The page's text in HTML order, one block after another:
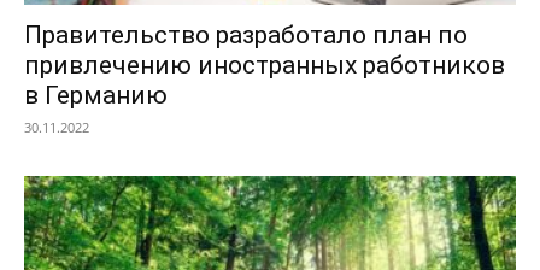
Правительство разработало план по
привлечению иностранных работников
в Германию
30.11.2022